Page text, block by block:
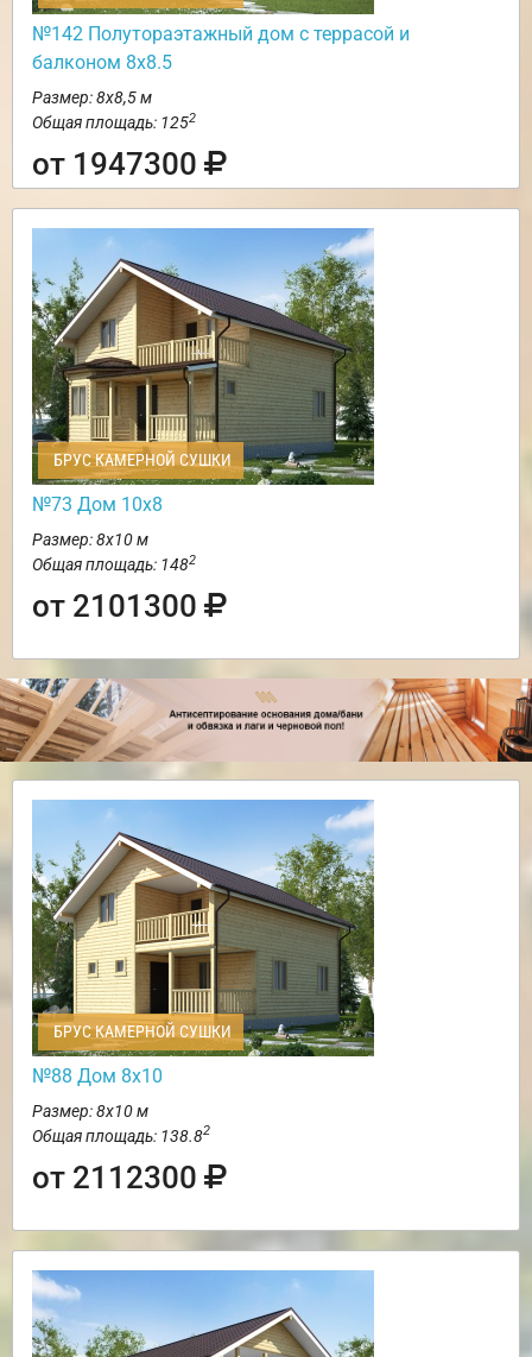
№142 Полутораэтажный дом с террасой и
балконом 8х8.5
Размер: 8х8,5 м
Общая площадь: 1252
от 1947300
БРУС КАМЕРНОЙ СУШКИ
№73 Дом 10х8
Размер: 8х10 м
Общая площадь: 1482
от 2101300
БРУС КАМЕРНОЙ СУШКИ
№88 Дом 8х10
Размер: 8х10 м
Общая площадь: 138.82
от 2112300